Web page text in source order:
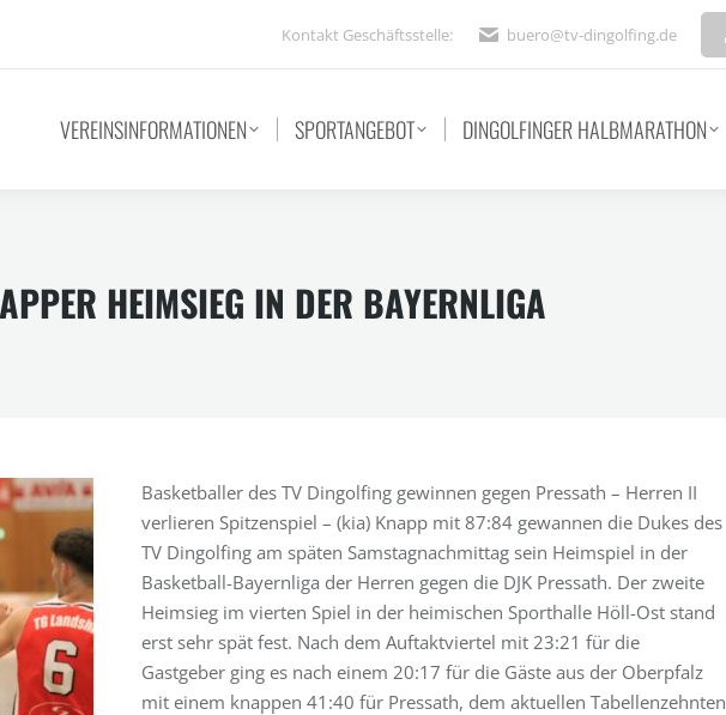
Kontakt Geschäftsstelle: buero@tv-dingolfing.de
VEREINSINFORMATIONEN SPORTANGEBOT DINGOLFINGER HALBMARATHON
HEIMSIEG IN DER BAYERNLIGA
Basketballer des TV Dingolfing gewinnen gegen Pressath – Herren II
verlieren Spitzenspiel – (kia) Knapp mit 87:84 gewannen die Dukes des
TV Dingolfing am späten Samstagnachmittag sein Heimspiel in der
Basketball-Bayernliga der Herren gegen die DJK Pressath. Der zweite
Heimsieg im vierten Spiel in der heimischen Sporthalle Höll-Ost stand
erst sehr spät fest. Nach dem Auftaktviertel mit 23:21 für die
Gastgeber ging es nach einem 20:17 für die Gäste aus der Oberpfalz
mit einem knappen 41:40 für Pressath, dem aktuellen Tabellenzehnten